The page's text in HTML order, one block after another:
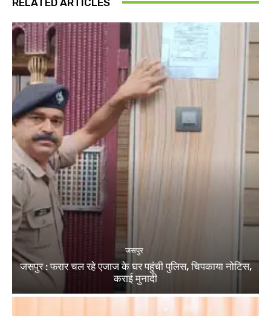
जसपुर
जसपुर : फरार चल रहे एजाज के घर पहुंची पुलिस, चिपकाया नोटिस,
कराई मुनादी